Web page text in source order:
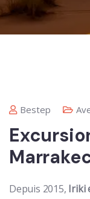
Bestep
Depuis 2015, Iriki